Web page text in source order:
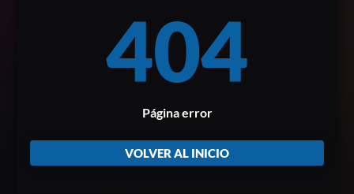
404
Página error
VOLVER AL INICIO